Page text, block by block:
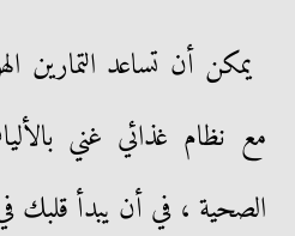
يمكن أن تساعد التمارين
مع نظام غذائي غني
الصحية ، في أن يبدأ قلبك